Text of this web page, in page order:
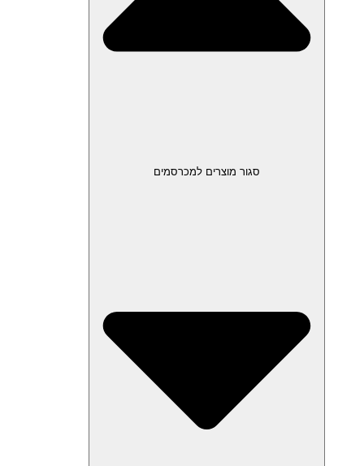
סגור מוצרים למכרסמים